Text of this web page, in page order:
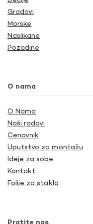
Gradovi
Morske
Naslikane
Pozadine
O nama
O Nama
Naši radovi
Cenovnik
Uputstvo za montažu
Ideje za sobe
Kontakt
Folije za stakla